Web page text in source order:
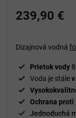
239,90 €
Dizajnová vodná
Prietok vody
Voda je stále
Ochrana proti
Jednoduchá